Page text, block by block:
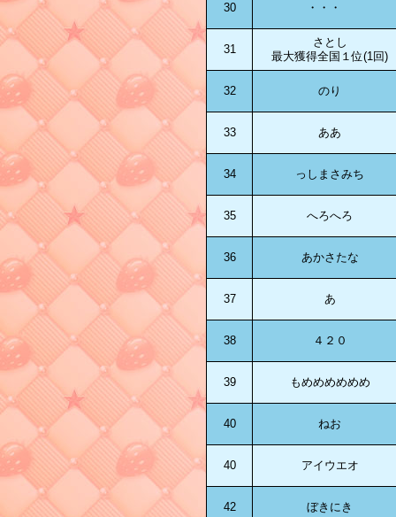
30 ・・・
31
さとし
最大獲得全国１位(1回)
32 のり
33 ああ
34 っしまさみち
35 へろへろ
36 あかさたな
37 あ
38 ４２０
39 もめめめめめめ
40 ねお
40 アイウエオ
42 ぼきにき